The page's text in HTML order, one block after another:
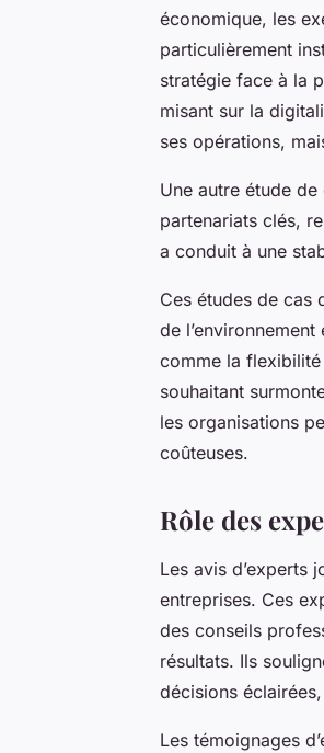
économique, les
particulièrement
stratégie face à la
misant sur la
ses opérations,
Une autre étude
partenariats clés,
a conduit à une
Ces études de cas
de
comme la
souhaitant
les organisations
coûteuses.
Rôle des
Les avis d’experts
entreprises. Ces
des conseils
résultats. Ils
décisions
Les témoignages